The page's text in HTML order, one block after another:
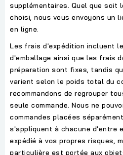
supplémentaires. Quel que soit
choisi, nous vous envoyons un
en ligne.
Les frais d'expédition incluent
d'emballage ainsi que les frais
préparation sont fixes, tandis
varient selon le poids total du
recommandons de regrouper
seule commande. Nous ne
commandes placées
s'appliquent à chacune d'entre
expédié à vos propres risques,
particulière est portée aux